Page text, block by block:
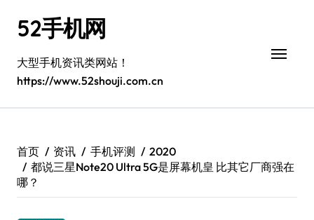
52手机网
大型手机资讯类网站！
https://www.52shouji.com.cn
首页 资讯 手机评测
2020
都说三星Note20 Ultra 5G是屏幕机皇 比其它厂商强在
哪？